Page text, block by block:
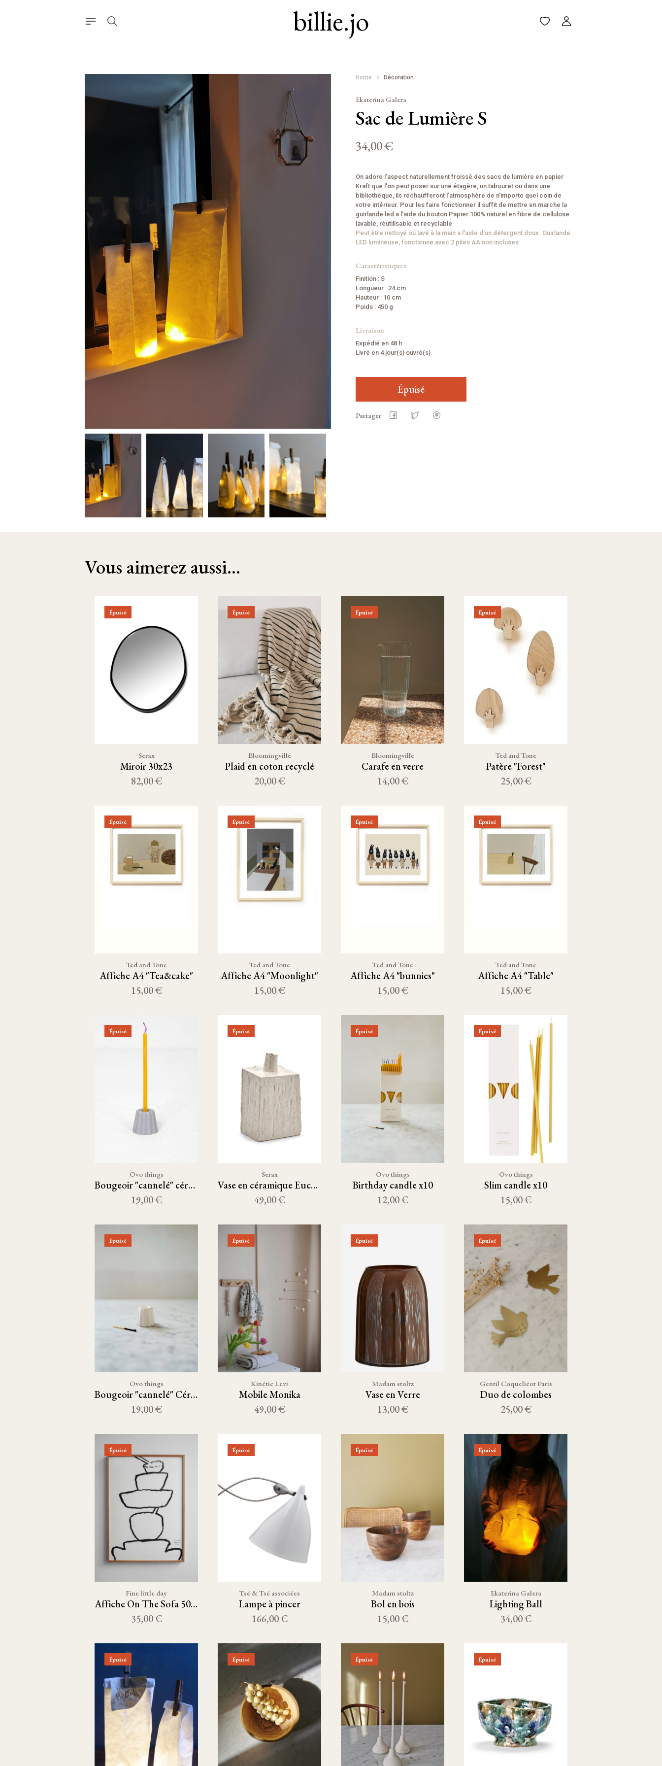
billie.jo
Home Décoration
Ekaterina Galera
Sac de Lumière S
34,00 €
On adore l'aspect naturellement froissé des sacs de lumière en papier
Kraft que l'on peut poser sur une étagère, un tabouret ou dans une
bibliothèque, ils réchaufferont l'atmosphère de n'importe quel coin de
votre intérieur. Pour les faire fonctionner il suffit de mettre en marche la
guirlande led a l'aide du bouton Papier 100% naturel en fibre de cellulose
lavable, réutilisable et recyclable
Peut être nettoyé ou lavé à la main a l'aide d'un détergent doux. Guirlande
LED lumineuse, fonctionne avec 2 piles AA non incluses
Caractéristiques
Finition : S
Longueur : 24 cm
Hauteur : 10 cm
Poids : 450 g
Livraison
Expédié en 48 h
Livré en 4 jour(s) ouvré(s)
Épuisé
Partager
Vous aimerez aussi...
Épuisé
Serax
Miroir 30x23
82,00 €
Épuisé
Bloomingville
Plaid en coton recyclé
20,00 €
Épuisé
Bloomingville
Carafe en verre
14,00 €
Épuisé
Ted and Tone
Patère "Forest"
25,00 €
Épuisé
Ted and Tone
Affiche A4 "Tea&cake"
15,00 €
Épuisé
Ted and Tone
Affiche A4 "Moonlight"
15,00 €
Épuisé
Ted and Tone
Affiche A4 "bunnies"
15,00 €
Épuisé
Ted and Tone
Affiche A4 "Table"
15,00 €
Épuisé
Ovo things
Bougeoir "cannelé" céramique grise
19,00 €
Épuisé
Serax
Vase en céramique Eucalyptus et acacia H23
49,00 €
Épuisé
Ovo things
Birthday candle x10
12,00 €
Épuisé
Ovo things
Slim candle x10
15,00 €
Épuisé
Ovo things
Bougeoir "cannelé" Céramique blanche
19,00 €
Épuisé
Kinétic Levi
Mobile Monika
49,00 €
Épuisé
Madam stoltz
Vase en Verre
13,00 €
Épuisé
Gentil Coquelicot Paris
Duo de colombes
25,00 €
Épuisé
Fine little day
Affiche On The Sofa 50X70
35,00 €
Épuisé
Tsé & Tsé associées
Lampe à pincer
166,00 €
Épuisé
Madam stoltz
Bol en bois
15,00 €
Épuisé
Ekaterina Galera
Lighting Ball
34,00 €
Épuisé Épuisé Épuisé Épuisé